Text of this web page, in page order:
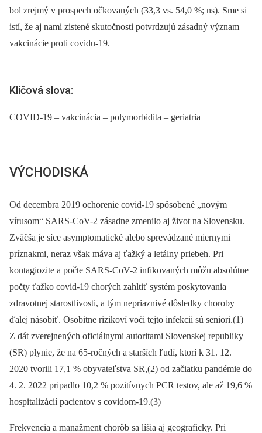
bol zrejmý v prospech očkovaných (33,3 vs. 54,0 %; ns). Sme si
istí, že aj nami zistené skutočnosti potvrdzujú zásadný význam
vakcinácie proti covidu-19.
Klíčová slova:
COVID-19 – vakcinácia – polymorbidita – geriatria
VÝCHODISKÁ
Od decembra 2019 ochorenie covid-19 spôsobené „novým
vírusom“ SARS-CoV-2 zásadne zmenilo aj život na Slovensku.
Zväčša je síce asymptomatické alebo sprevádzané miernymi
príznakmi, neraz však máva aj ťažký a letálny priebeh. Pri
kontagiozite a počte SARS-CoV-2 infikovaných môžu absolútne
počty ťažko covid-19 chorých zahltiť systém poskytovania
zdravotnej starostlivosti, a tým nepriaznivé dôsledky choroby
ďalej násobiť. Osobitne rizikoví voči tejto infekcii sú seniori.(1)
Z dát zverejnených oficiálnymi autoritami Slovenskej republiky
(SR) plynie, že na 65-ročných a starších ľudí, ktorí k 31. 12.
2020 tvorili 17,1 % obyvateľstva SR,(2) od začiatku pandémie do
4. 2. 2022 pripadlo 10,2 % pozitívnych PCR testov, ale až 19,6 %
hospitalizácií pacientov s covidom-19.(3)
Frekvencia a manažment chorôb sa líšia aj geograficky. Pri